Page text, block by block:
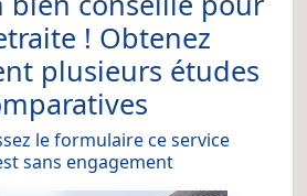
! Obtenez
plusieurs études
le formulaire ce service
sans engagement